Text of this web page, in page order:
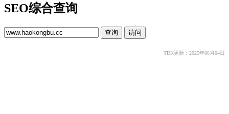
SEO综合查询
TDK更新：2025年06月04日